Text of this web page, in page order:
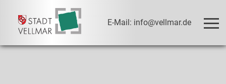
E-Mail: info@vellmar.de